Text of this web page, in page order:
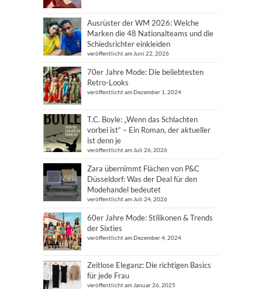
Ausrüster der WM 2026: Welche
Marken die 48 Nationalteams und die
Schiedsrichter einkleiden
veröffentlicht am Juni 22, 2026
70er Jahre Mode: Die beliebtesten
Retro-Looks
veröffentlicht am Dezember 1, 2024
T.C. Boyle: „Wenn das Schlachten
vorbei ist“ – Ein Roman, der aktueller
ist denn je
veröffentlicht am Juli 26, 2026
Zara übernimmt Flächen von P&C
Düsseldorf: Was der Deal für den
Modehandel bedeutet
veröffentlicht am Juli 24, 2026
60er Jahre Mode: Stilikonen & Trends
der Sixties
veröffentlicht am Dezember 4, 2024
Zeitlose Eleganz: Die richtigen Basics
für jede Frau
veröffentlicht am Januar 26, 2025